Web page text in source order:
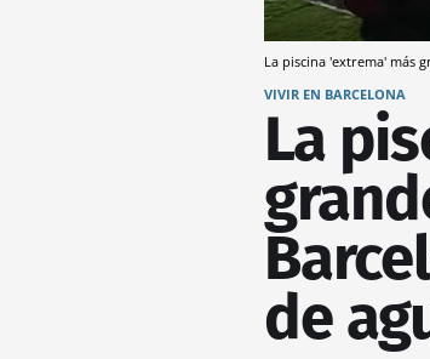
La piscina 'extrema' más
VIVIR EN BARCELONA
La
de